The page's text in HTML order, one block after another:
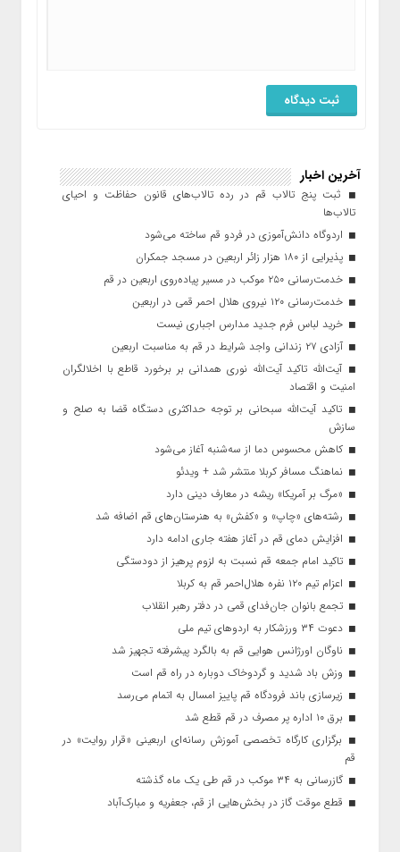
آخرین اخبار
ثبت پنج تالاب قم در رده تالاب‌های قانون حفاظت و احیای
تالاب‌ها
اردوگاه دانش‌آموزی در فردو قم ساخته می‌شود
پذیرایی از ۱۸۰ هزار زائر اربعین در مسجد جمکران
خدمت‌رسانی ۲۵۰ موکب در مسیر پیاده‌روی اربعین در قم
خدمت‌رسانی ۱۲۰ نیروی هلال احمر قمی در اربعین
خرید لباس فرم جدید مدارس اجباری نیست
آزادی ۲۷ زندانی واجد شرایط در قم به مناسبت اربعین
آیت‌الله تاکید آیت‌الله نوری همدانی بر برخورد قاطع با اخلالگران
امنیت و اقتصاد
تاکید آیت‌الله‌ سبحانی بر توجه حداکثری دستگاه قضا به صلح و
سازش
کاهش محسوس دما از سه‌شنبه آغاز می‌شود
نماهنگ مسافر کربلا منتشر شد + ویدئو
«مرگ بر آمریکا» ریشه در معارف دینی دارد
رشته‌های «چاپ» و «کفش» به هنرستان‌های قم اضافه شد
افزایش دمای قم در آغاز هفته جاری ادامه دارد
تاکید امام جمعه قم نسبت به لزوم پرهیز از دودستگی
اعزام تیم ۱۲۰ نفره هلال‌احمر قم به کربلا
تجمع بانوان جان‌فدای قمی در دفتر رهبر انقلاب
دعوت ۳۴ ورزشکار به اردوهای تیم ملی
ناوگان اورژانس هوایی قم به بالگرد پیشرفته تجهیز شد
وزش باد شدید و گردوخاک دوباره در راه قم است
زیرسازی باند فرودگاه قم پاییز امسال به اتمام می‌رسد
برق ۱۰ اداره پر مصرف در قم قطع شد
برگزاری کارگاه تخصصی آموزش رسانه‌ای اربعینی «قرار روایت» در
قم
گازرسانی به ۳۴ موکب در قم طی یک ماه گذشته
قطع موقت گاز در بخش‌هایی از قم، جعفریه و مبارک‌آباد